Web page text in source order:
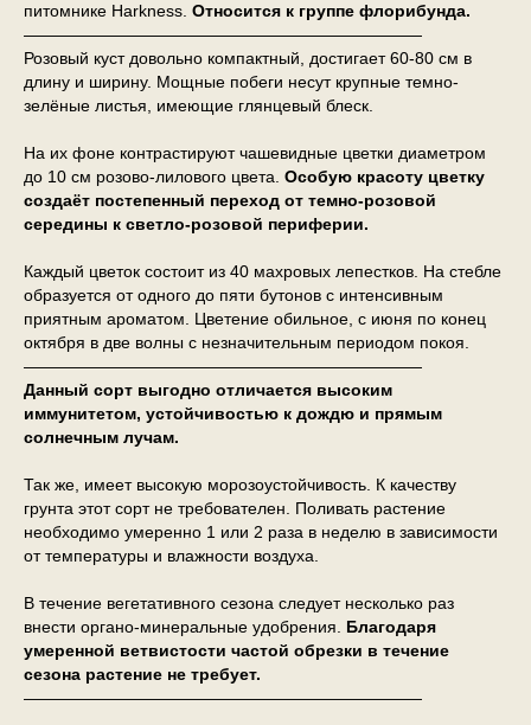
питомнике Harkness. Относится к группе флорибунда.
————————————————————————
Розовый куст довольно компактный, достигает 60-80 см в
длину и ширину. Мощные побеги несут крупные темно-
зелёные листья, имеющие глянцевый блеск.
На их фоне контрастируют чашевидные цветки диаметром
до 10 см розово-лилового цвета. Особую красоту цветку
создаёт постепенный переход от темно-розовой
середины к светло-розовой периферии.
Каждый цветок состоит из 40 махровых лепестков. На стебле
образуется от одного до пяти бутонов с интенсивным
приятным ароматом. Цветение обильное, с июня по конец
октября в две волны с незначительным периодом покоя.
————————————————————————
Данный сорт выгодно отличается высоким
иммунитетом, устойчивостью к дождю и прямым
солнечным лучам.
Так же, имеет высокую морозоустойчивость. К качеству
грунта этот сорт не требователен. Поливать растение
необходимо умеренно 1 или 2 раза в неделю в зависимости
от температуры и влажности воздуха.
В течение вегетативного сезона следует несколько раз
внести органо-минеральные удобрения. Благодаря
умеренной ветвистости частой обрезки в течение
сезона растение не требует.
————————————————————————